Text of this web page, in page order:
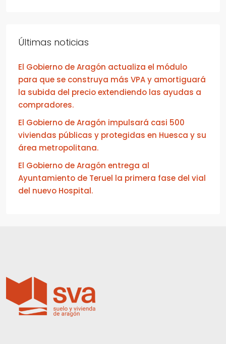
Últimas noticias
El Gobierno de Aragón actualiza el módulo
para que se construya más VPA y amortiguará
la subida del precio extendiendo las ayudas a
compradores.
El Gobierno de Aragón impulsará casi 500
viviendas públicas y protegidas en Huesca y su
área metropolitana.
El Gobierno de Aragón entrega al
Ayuntamiento de Teruel la primera fase del vial
del nuevo Hospital.